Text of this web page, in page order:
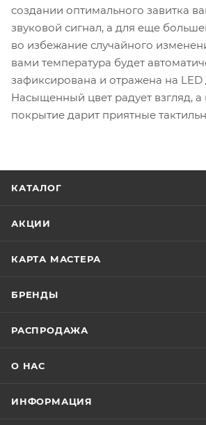
создании оптимального завитка
звуковой сигнал, а для еще
во избежание случайного
вами температура будет
зафиксирована и отражена на LED
Насыщенный цвет радует взгляд, а
покрытие дарит приятные
КАТАЛОГ
АКЦИИ
КАРТА МАСТЕРА
БРЕНДЫ
РАСПРОДАЖА
О НАС
ИНФОРМАЦИЯ